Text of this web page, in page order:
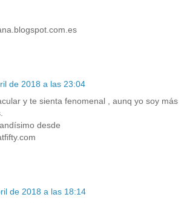
de 2018 a las 23:04
y te sienta fenomenal , aunq yo soy más
desde
de 2018 a las 18:14